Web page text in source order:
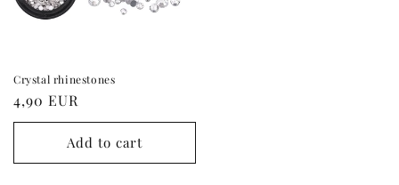
Crystal rhinestones
Regular
price
4,90 EUR
Add to cart